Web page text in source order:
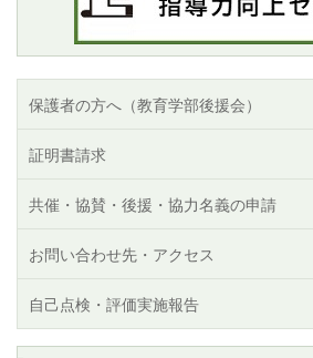
保護者の方へ（教育学部後援会）
証明書請求
共催・協賛・後援・協力名義の申請
お問い合わせ先・アクセス
自己点検・評価実施報告